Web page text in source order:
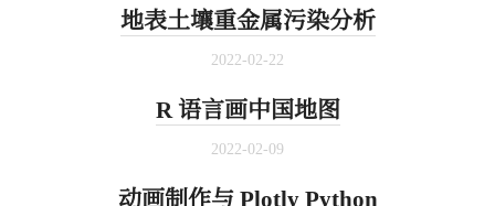
地表土壤重金属污染分析
2022-02-22
R 语言画中国地图
2022-02-09
动画制作与 Plotly Python